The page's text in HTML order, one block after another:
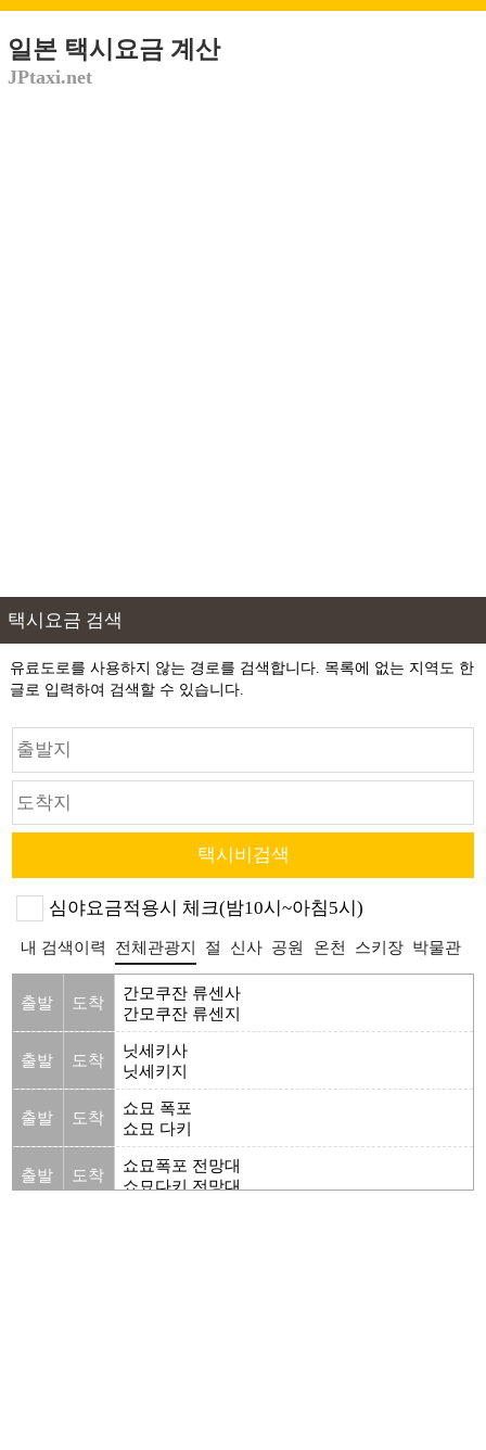
일본 택시요금 계산
JPtaxi.net
택시요금 검색
유료도로를 사용하지 않는 경로를 검색합니다. 목록에 없는 지역도 한
글로 입력하여 검색할 수 있습니다.
심야요금적용시 체크(밤10시~아침5시)
내 검색이력 전체관광지 절 신사 공원 온천 스키장 박물관
출발 도착
간모쿠잔 류센사
간모쿠잔 류센지
출발 도착
닛세키사
닛세키지
출발 도착
쇼묘 폭포
쇼묘 다키
출발 도착
쇼묘폭포 전망대
쇼묘다키 전망대